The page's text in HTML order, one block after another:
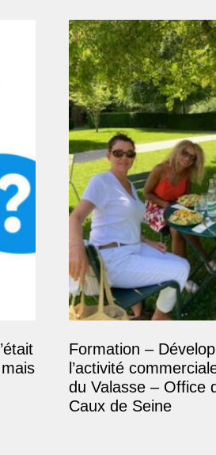
Formation –
l’activité
du Valasse – Office
Caux de Seine